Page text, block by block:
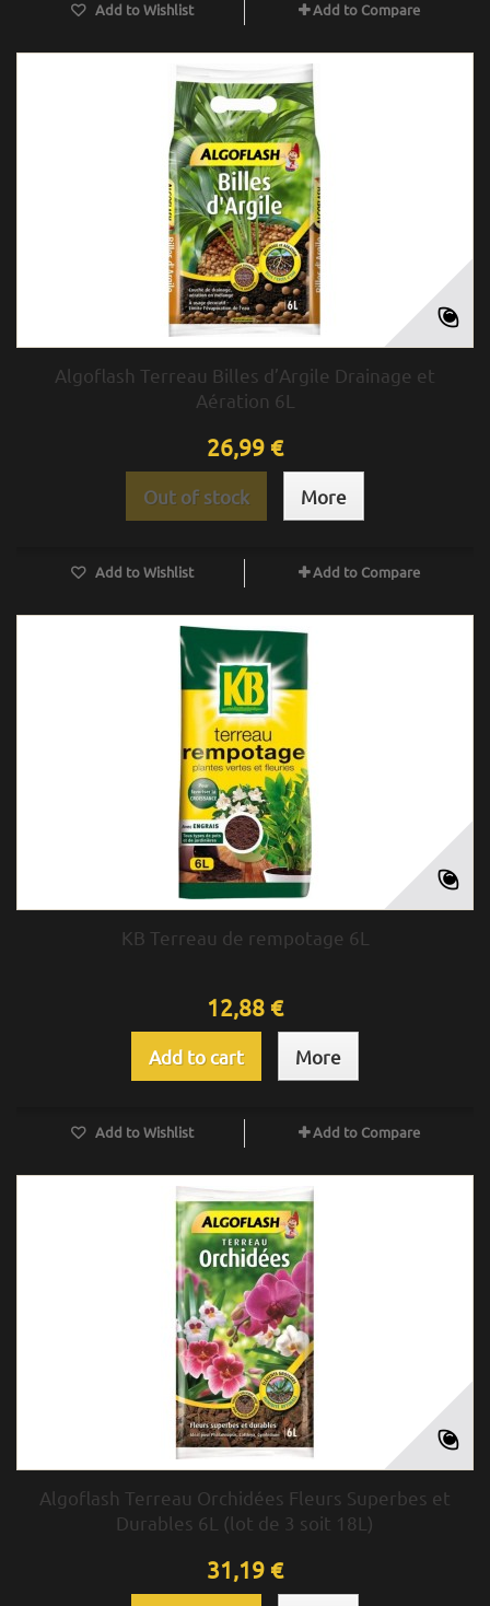
Add to Wishlist Add to Compare
Algoflash Terreau Billes d’Argile Drainage et
Aération 6L
26,99 €
Out of stock More
Add to Wishlist Add to Compare
KB Terreau de rempotage 6L
12,88 €
Add to cart More
Add to Wishlist Add to Compare
Algoflash Terreau Orchidées Fleurs Superbes et
Durables 6L (lot de 3 soit 18L)
31,19 €